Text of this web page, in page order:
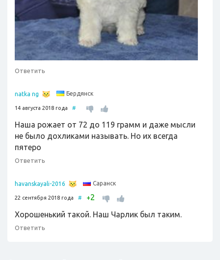
Ответить
natka ng Бердянск
14 августа 2018 года #
Наша рожает от 72 до 119 грамм и даже мысли
не было дохликами называть. Но их всегда
пятеро
Ответить
havanskayali-2016 Саранск
22 сентября 2018 года # +2
Хорошенький такой. Наш Чарлик был таким.
Ответить